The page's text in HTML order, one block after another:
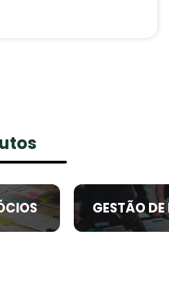
GESTÃO DE